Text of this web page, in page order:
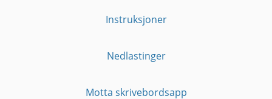
Instruksjoner
Nedlastinger
Motta skrivebordsapp